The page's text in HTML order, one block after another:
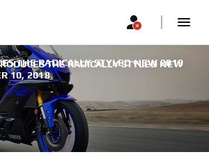
THE RADICALLY STYLED NEW
THE RADICALLY STYLED NEW 2019
10, 2018